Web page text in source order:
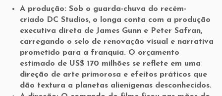
A produção: Sob o guarda-chuva do recém-
criado
DC Studios, o longa conta com a produção
executiva direta de James Gunn e Peter Safran,
carregando o selo de renovação visual e narrativa
prometido para a franquia. O orçamento
estimado de US$ 170 milhões se reflete em uma
direção de arte primorosa e efeitos práticos que
dão textura a planetas alienígenas desconhecidos.